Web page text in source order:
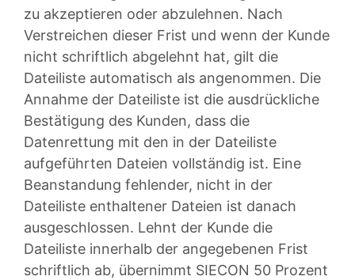
zu akzeptieren oder abzulehnen. Nach
Verstreichen dieser Frist und wenn der Kunde
nicht schriftlich abgelehnt hat, gilt die
Dateiliste automatisch als angenommen. Die
Annahme der Dateiliste ist die ausdrückliche
Bestätigung des Kunden, dass die
Datenrettung mit den in der Dateiliste
aufgeführten Dateien vollständig ist. Eine
Beanstandung fehlender, nicht in der
Dateiliste enthaltener Dateien ist danach
ausgeschlossen. Lehnt der Kunde die
Dateiliste innerhalb der angegebenen Frist
schriftlich ab, übernimmt SIECON 50 Prozent